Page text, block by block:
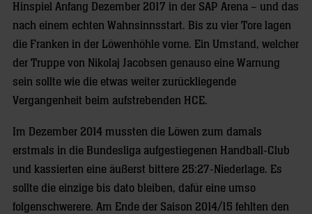
Hinspiel Anfang Dezember 2017 in der SAP Arena – und das
nach einem echten Wahnsinnsstart. Bis zu vier Tore lagen
die Franken in der Löwenhöhle vorne. Ein Umstand, welcher
der Truppe von Nikolaj Jacobsen genauso eine Warnung
sein sollte wie die etwas weiter zurückliegende
Vergangenheit beim aufstrebenden HCE.
Im Dezember 2014 mussten die Löwen zum damals
erstmals in die Bundesliga aufgestiegenen Handball-Club
und kassierten eine äußerst bittere 25:27-Niederlage. Es
sollte die einzige bis dato bleiben, dafür eine umso
folgenschwerere. Am Ende der Saison 2014/15 fehlten den